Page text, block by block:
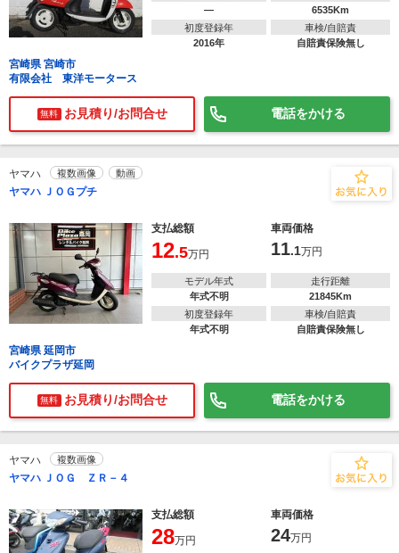
―
6535Km
初度登録年
2016年
車検/自賠責
自賠責保険無し
宮崎県 宮崎市
有限会社 東洋モータース
無料 お見積り/お問合せ 電話をかける
ヤマハ 複数画像 動画
ヤマハ ＪＯＧプチ
支払総額 車両価格
12.5万円 11.1万円
モデル年式
年式不明
走行距離
21845Km
初度登録年
年式不明
車検/自賠責
自賠責保険無し
宮崎県 延岡市
バイクプラザ延岡
無料 お見積り/お問合せ 電話をかける
ヤマハ 複数画像
ヤマハ ＪＯＧ ＺＲ－４
支払総額 車両価格
28万円 24万円